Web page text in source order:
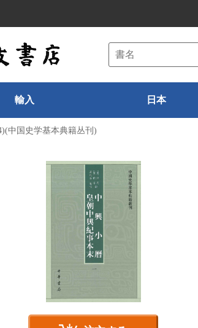
輸入 日本
中国史学基本典籍丛刊)